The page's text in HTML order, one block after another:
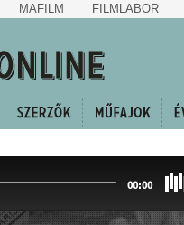
MAFILM FILMLABOR
00:00